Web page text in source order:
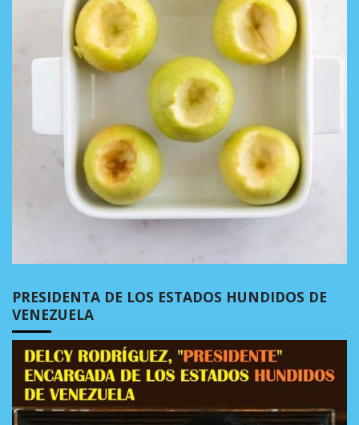
PRESIDENTA DE LOS ESTADOS HUNDIDOS DE
VENEZUELA